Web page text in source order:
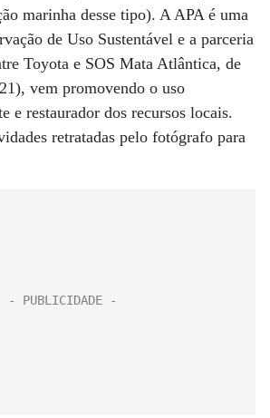
marinha desse tipo). A APA é uma
de Uso Sustentável e a parceria
Toyota e SOS Mata Atlântica, de
vem promovendo o uso
e restaurador dos recursos locais.
retratadas pelo fotógrafo para